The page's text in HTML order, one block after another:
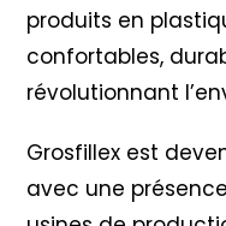
produits en
confortables,
révolutionnant
Grosfillex est
avec une